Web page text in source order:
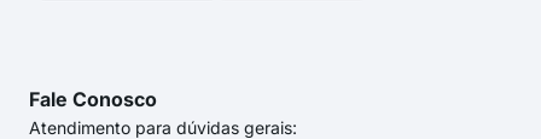
Fale Conosco
Atendimento para dúvidas gerais: